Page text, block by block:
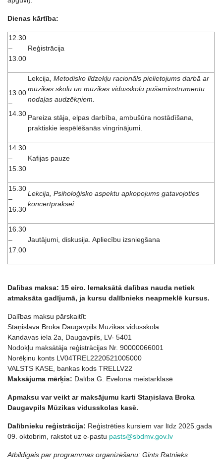
Dienas kārtība:
12.30
–
13.00
Reģistrācija
13.00
–
14.30
Lekcija, Metodisko līdzekļu racionāls pielietojums darbā ar
mūzikas skolu un mūzikas vidusskolu pūšaminstrumentu
nodaļas audzēkņiem.
Pareiza stāja, elpas darbība, ambušūra nostādīšana,
praktiskie iespēlēšanās vingrinājumi.
14.30
–
15.30
Kafijas pauze
15.30
–
16.30
Lekcija, Psiholoģisko aspektu apkopojums gatavojoties
koncertpraksei.
16.30
–
17.00
Jautājumi, diskusija. Apliecību izsniegšana
Dalības maksa: 15 eiro. Iemaksātā dalības nauda netiek
atmaksāta gadījumā, ja kursu dalībnieks neapmeklē kursus.
Dalības maksu pārskaitīt:
Staņislava Broka Daugavpils Mūzikas vidusskola
Kandavas iela 2a, Daugavpils, LV- 5401
Nodokļu maksātāja reģistrācijas Nr. 90000066001
Norēķinu konts LV04TREL2220521005000
VALSTS KASE, bankas kods TRELLV22
Maksājuma mērķis: Dalība G. Evelona meistarklasē
Apmaksu var veikt ar maksājumu karti Staņislava Broka
Daugavpils Mūzikas vidusskolas kasē.
Dalībnieku reģistrācija: Reģistrēties kursiem var līdz 2025.gada
09. oktobrim, rakstot uz e-pastu pasts@sbdmv.gov.lv
Atbildīgais par programmas organizēšanu: Gints Ratnieks